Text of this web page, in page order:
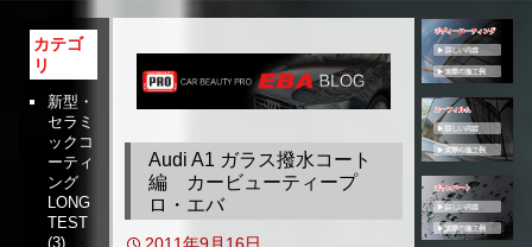
Audi A1 ガラス撥水コート
編 カービューティープ
ロ・エバ
2011年9月16日
カテゴ
リ
新型・
セラミ
ックコ
ーティ
ング
LONG
TEST
(3)